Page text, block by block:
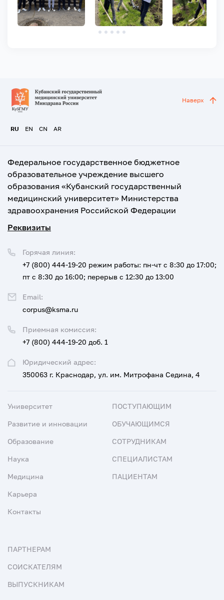
RU EN CN AR
Наверх
Федеральное государственное бюджетное
образовательное учреждение высшего
образования «Кубанский государственный
медицинский университет» Министерства
здравоохранения Российской Федерации
Реквизиты
Юридический адрес:
350063 г. Краснодар, ул. им. Митрофана Седина, 4
Приемная комиссия:
+7 (800) 444-19-20 доб. 1
Горячая линия:
+7 (800) 444-19-20 режим работы: пн-чт с 8:30 до 17:00;
пт с 8:30 до 16:00; перерыв с 12:30 до 13:00
Email:
corpus@ksma.ru
Университет
Развитие и инновации
Образование
Наука
Медицина
Карьера
Контакты
ПОСТУПАЮЩИМ
ОБУЧАЮЩИМСЯ
СОТРУДНИКАМ
СПЕЦИАЛИСТАМ
ПАЦИЕНТАМ
ПАРТНЕРАМ
СОИСКАТЕЛЯМ
ВЫПУСКНИКАМ